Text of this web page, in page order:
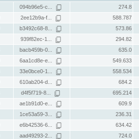
094b96e5-c... 274.8
2ee12b9a-f... 588.787
b3492c68-8... 573.86
939f82ec-1... 294.82
bacb459b-0... 635.0
6aa1cd8e-e... 549.633
33e0bce0-1... 558.534
610ab204-d... 684.2
d4f5f719-8... 695.214
ae1b91d0-e... 609.9
1ce53a59-3... 236.31
e6b42536-6... 634.42
aad49293-2... 724.0